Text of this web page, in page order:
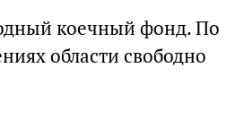
коечный фонд. По
области свободно